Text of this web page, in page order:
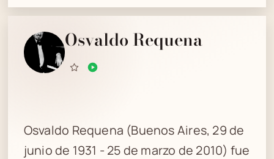
Osvaldo Requena
Osvaldo Requena (Buenos Aires, 29 de
junio de 1931 - 25 de marzo de 2010) fue